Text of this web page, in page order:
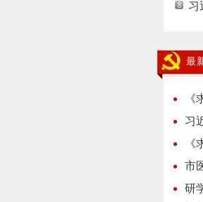
习
最
习
市
研